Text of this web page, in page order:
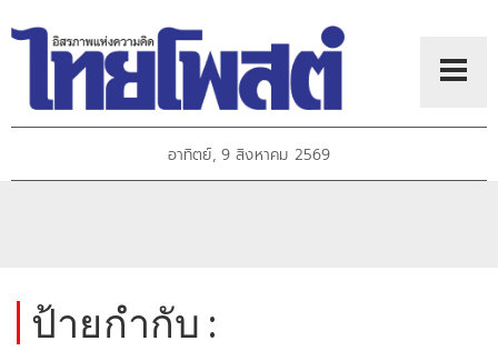
อาทิตย์, 9 สิงหาคม 2569
ป้ายกำกับ :